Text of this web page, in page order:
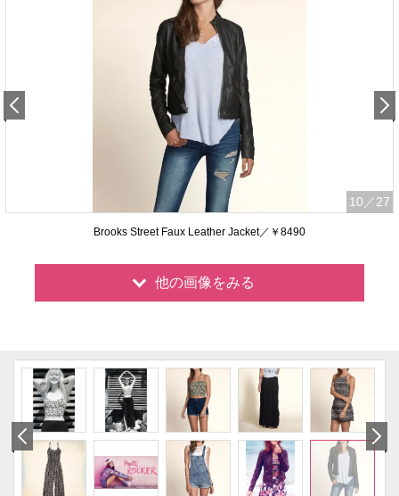
10 ／27
Brooks Street Faux Leather Jacket／￥8490
他の画像をみる